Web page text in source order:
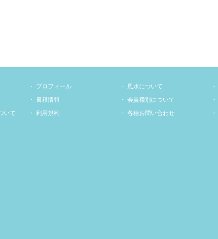
プロフィール 風水について
書籍情報 会員種別について
いて
利用規約 各種お問い合わせ